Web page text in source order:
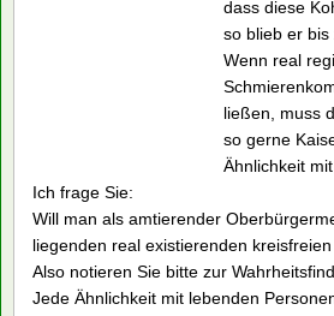
dass diese
so blieb er bis
Wenn real
ließen, muss
so gerne
Ähnlichkeit
Ich frage Sie:
Will man als amtierender
liegenden real existierenden
Also notieren Sie bitte zur
Jede Ähnlichkeit mit lebenden